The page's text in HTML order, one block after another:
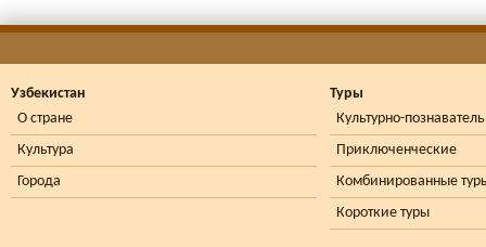
Узбекистан
О стране
Культура
Города
Туры
Культурно-
Приключенческие
Комбинированные
Короткие туры